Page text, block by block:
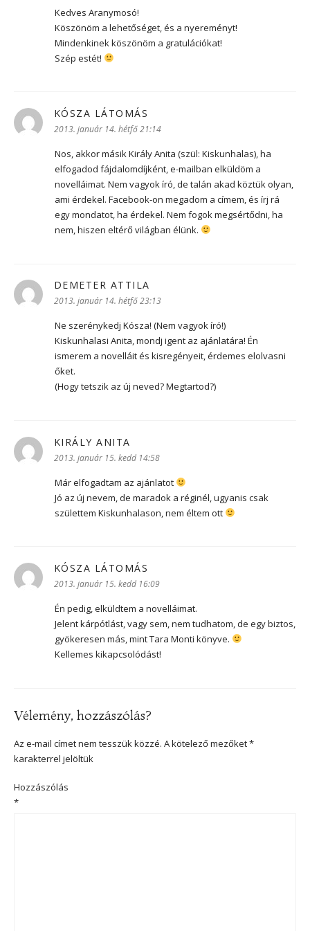
Kedves Aranymosó!
Köszönöm a lehetőséget, és a nyereményt!
Mindenkinek köszönöm a gratulációkat!
Szép estét!
KÓSZA LÁTOMÁS
2013. január 14. hétfő 21:14
Nos, akkor másik Király Anita (szül: Kiskunhalas), ha
elfogadod fájdalomdíjként, e-mailban elküldöm a
novelláimat. Nem vagyok író, de talán akad köztük olyan,
ami érdekel. Facebook-on megadom a címem, és írj rá
egy mondatot, ha érdekel. Nem fogok megsértődni, ha
nem, hiszen eltérő világban élünk.
DEMETER ATTILA
2013. január 14. hétfő 23:13
Ne szerénykedj Kósza! (Nem vagyok író!)
Kiskunhalasi Anita, mondj igent az ajánlatára! Én
ismerem a novelláit és kisregényeit, érdemes elolvasni
őket.
(Hogy tetszik az új neved? Megtartod?)
KIRÁLY ANITA
2013. január 15. kedd 14:58
Már elfogadtam az ajánlatot
Jó az új nevem, de maradok a réginél, ugyanis csak
születtem Kiskunhalason, nem éltem ott
KÓSZA LÁTOMÁS
2013. január 15. kedd 16:09
Én pedig, elküldtem a novelláimat.
Jelent kárpótlást, vagy sem, nem tudhatom, de egy biztos,
gyökeresen más, mint Tara Monti könyve.
Kellemes kikapcsolódást!
Vélemény, hozzászólás?
Az e-mail címet nem tesszük közzé. A kötelező mezőket*
karakterrel jelöltük
Hozzászólás
*